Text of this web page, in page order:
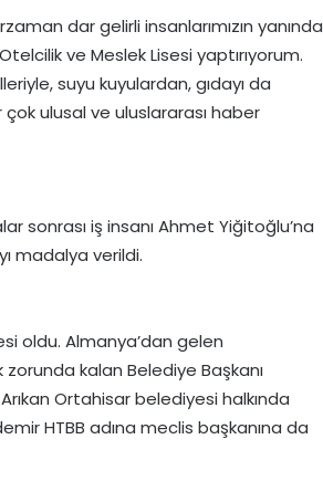
dar gelirli insanlarımızın yanında
ve Meslek Lisesi yaptırıyorum.
suyu kuyulardan, gıdayı da
ulusal ve uluslararası haber
sonrası iş insanı Ahmet Yiğitoğlu’na
madalya verildi.
oldu. Almanya’dan gelen
kalan Belediye Başkanı
Ortahisar belediyesi halkında
HTBB adına meclis başkanına da